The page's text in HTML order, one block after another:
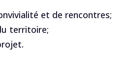
et de rencontres;
territoire;